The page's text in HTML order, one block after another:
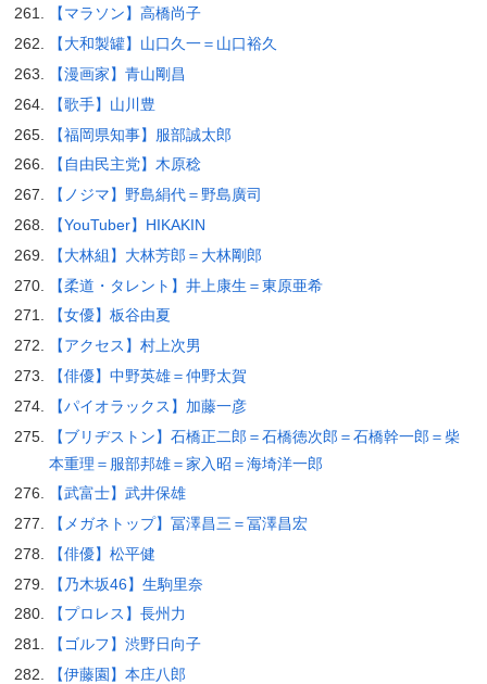
【マラソン】高橋尚子
【大和製罐】山口久一＝山口裕久
【漫画家】青山剛昌
【歌手】山川豊
【福岡県知事】服部誠太郎
【自由民主党】木原稔
【ノジマ】野島絹代＝野島廣司
【YouTuber】HIKAKIN
【大林組】大林芳郎＝大林剛郎
【柔道・タレント】井上康生＝東原亜希
【女優】板谷由夏
【アクセス】村上次男
【俳優】中野英雄＝仲野太賀
【パイオラックス】加藤一彦
【ブリヂストン】石橋正二郎＝石橋徳次郎＝石橋幹一郎＝柴
本重理＝服部邦雄＝家入昭＝海埼洋一郎
【武富士】武井保雄
【メガネトップ】冨澤昌三＝冨澤昌宏
【俳優】松平健
【乃木坂46】生駒里奈
【プロレス】長州力
【ゴルフ】渋野日向子
【伊藤園】本庄八郎